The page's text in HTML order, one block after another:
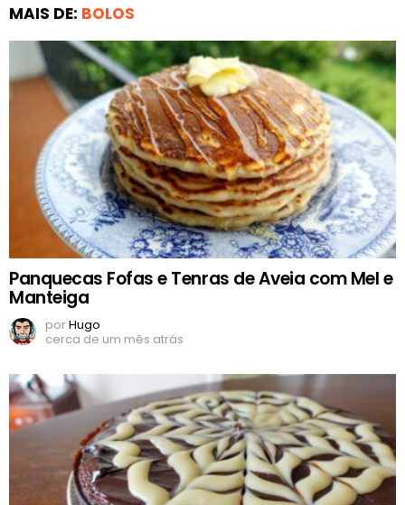
MAIS DE: BOLOS
Panquecas Fofas e Tenras de Aveia com Mel e
Manteiga
porHugo
cerca de um mês atrás